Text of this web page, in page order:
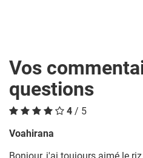
Vos
questions
4 / 5
Voahirana